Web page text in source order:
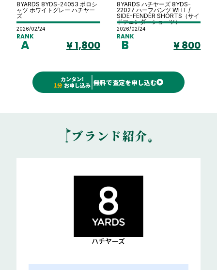
8YARDS 8YDS-24053 ポロシ
ャツ ホワイトグレー ハチヤー
ズ
2026/02/24
RANK
A ¥ 1,800
8YARDS ハチヤーズ 8YDS-
22027 ハーフパンツ WHT /
SIDE-FENDER SHORTS（サイ
ドフェンダーショーツ）
2026/02/24
RANK
B ¥ 800
カンタン!
1分お申し込み 無料で査定を申し込む
ブランド紹介
ハチヤーズ